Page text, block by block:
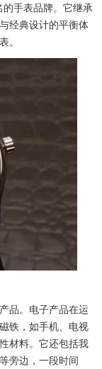
的手表品牌。它继承
经典设计的平衡体
。
品。电子产品在运
铁，如手机、电视
材料。它还包括我
旁边，一段时间